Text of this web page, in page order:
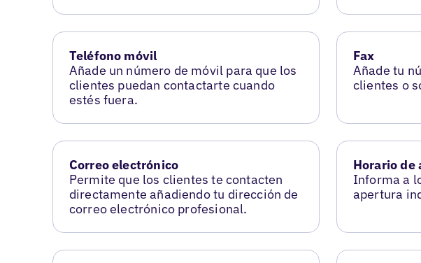
Teléfono móvil
Añade un número de móvil para que los
clientes puedan contactarte cuando
estés fuera.
Fax
Añade tu
clientes o
Correo electrónico
Permite que los clientes te contacten
directamente añadiendo tu dirección de
correo electrónico profesional.
Horario de
Informa a
apertura